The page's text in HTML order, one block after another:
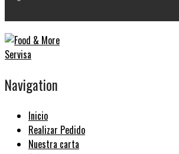
Navigation
Inicio
Realizar Pedido
Nuestra carta